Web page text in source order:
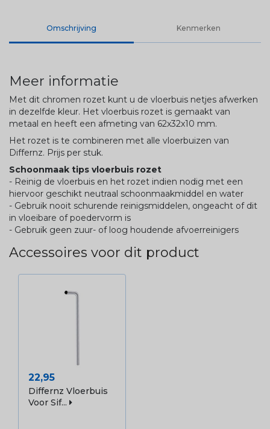
Omschrijving Kenmerken
Meer informatie
Met dit chromen rozet kunt u de vloerbuis netjes afwerken
in dezelfde kleur. Het vloerbuis rozet is gemaakt van
metaal en heeft een afmeting van 62x32x10 mm.
Het rozet is te combineren met alle vloerbuizen van
Differnz. Prijs per stuk.
Schoonmaak tips vloerbuis rozet
- Reinig de vloerbuis en het rozet indien nodig met een
hiervoor geschikt neutraal schoonmaakmiddel en water
- Gebruik nooit schurende reinigsmiddelen, ongeacht of dit
in vloeibare of poedervorm is
- Gebruik geen zuur- of loog houdende afvoerreinigers
Accessoires voor dit product
Prijs
22,95
Differnz Vloerbuis
Voor Sif...